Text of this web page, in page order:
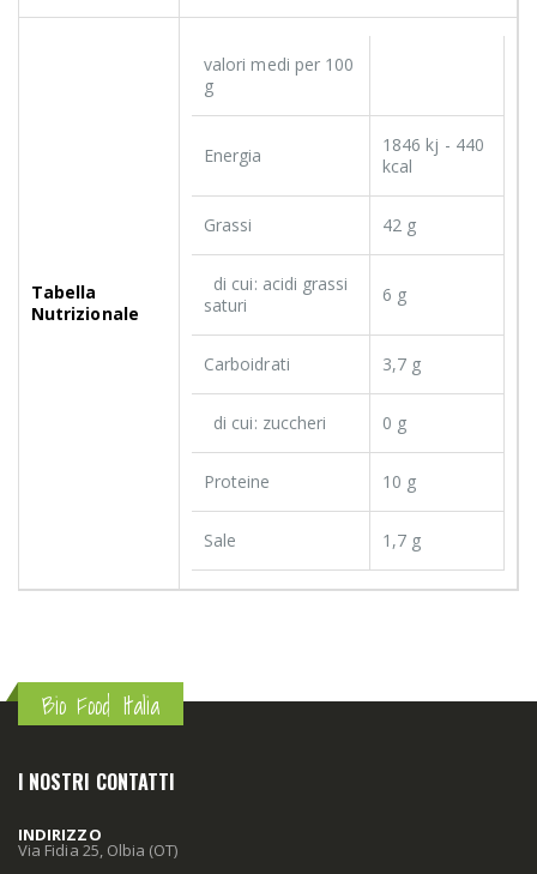
Tabella
Nutrizionale
valori medi per 100
g
Energia
1846 kj - 440
kcal
Grassi 42 g
di cui: acidi grassi
saturi
6 g
Carboidrati 3,7 g
di cui: zuccheri 0 g
Proteine 10 g
Sale 1,7 g
Bio Food Italia
I NOSTRI CONTATTI
INDIRIZZO
Via Fidia 25, Olbia (OT)